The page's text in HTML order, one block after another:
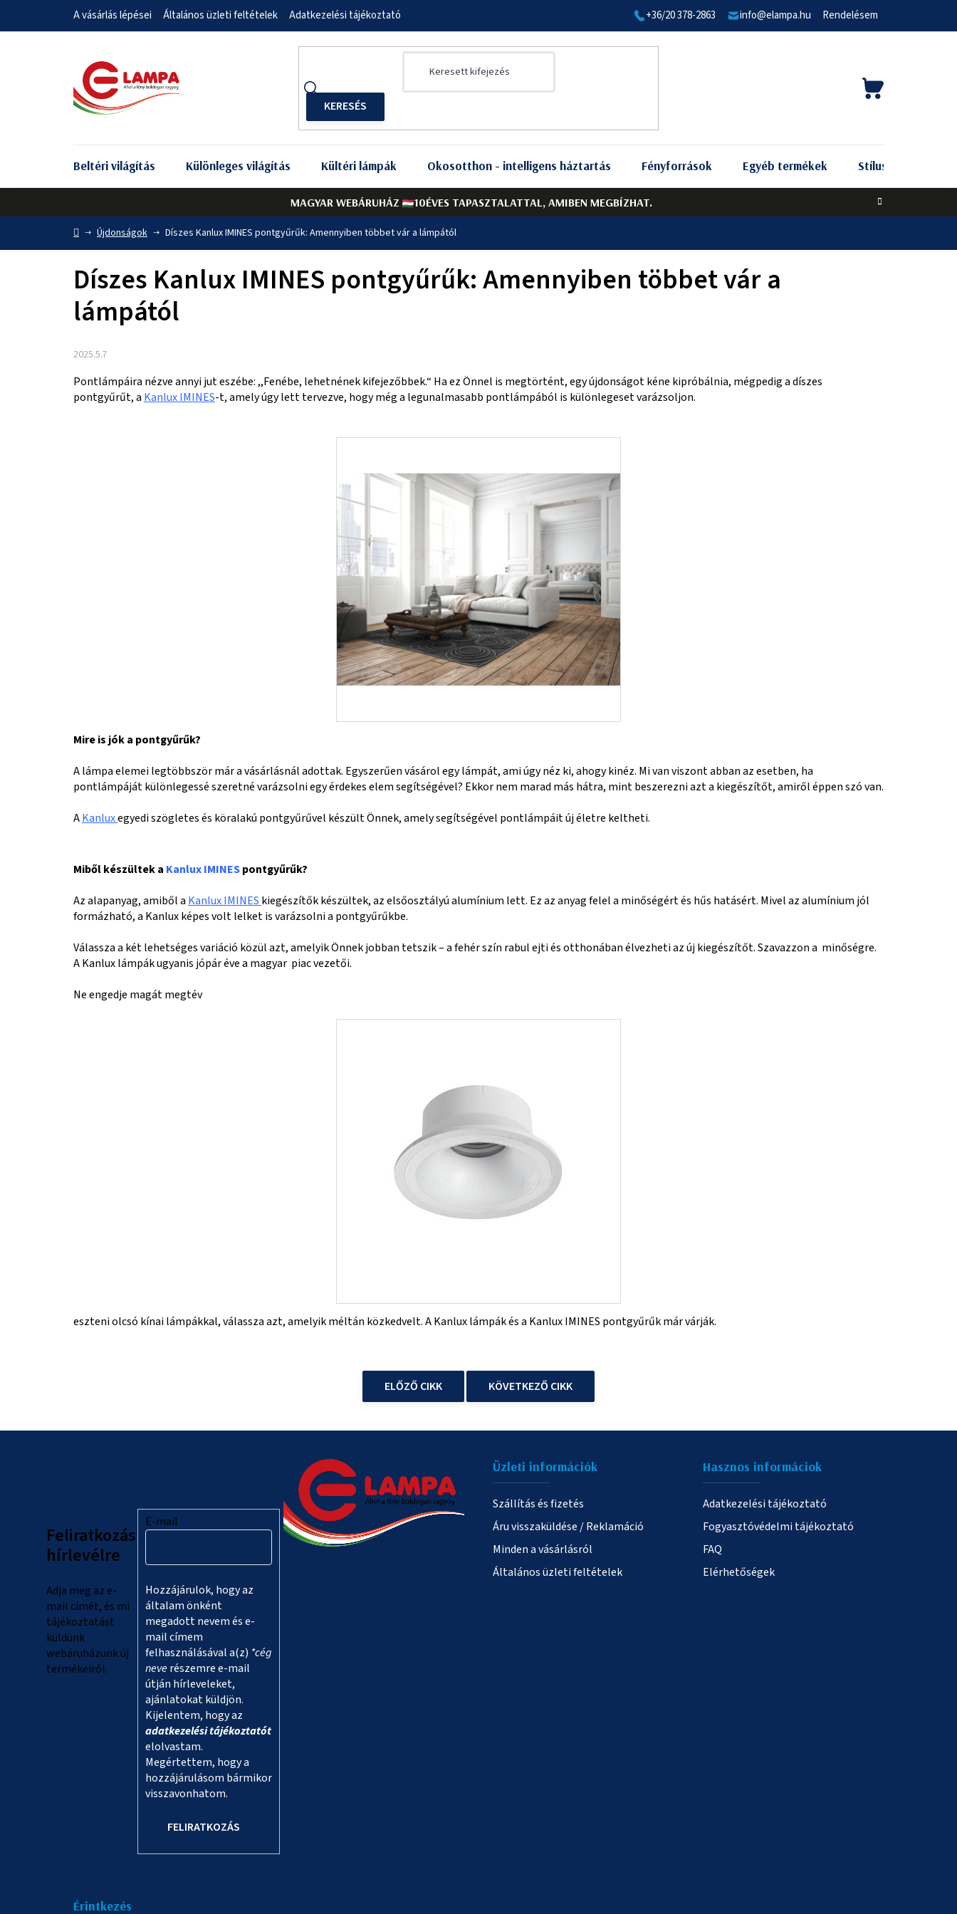
MAGYAR WEBÁRUHÁZ 10ÉVES TAPASZTALATTAL, AMIBEN MEGBÍZHAT.
A vásárlás lépései Általános üzleti feltételek Adatkezelési tájékoztató +36/20 378-2863 info@elampa.hu Rendelésem
KOSÁR
Beltéri világítás Különleges világítás Kültéri lámpák Okosotthon - intelligens háztartás Fényforrások Egyéb termékek Stílus szerint
Kezdőlap
Újdonságok Díszes Kanlux IMINES pontgyűrűk: Amennyiben többet vár a lámpától
Díszes Kanlux IMINES pontgyűrűk: Amennyiben többet vár a
lámpától
2025.5.7
Pontlámpáira nézve annyi jut eszébe: ,,Fenébe, lehetnének kifejezőbbek.“ Ha ez Önnel is megtörtént, egy újdonságot kéne kipróbálnia, mégpedig a díszes
pontgyűrűt, a Kanlux IMINES-t, amely úgy lett tervezve, hogy még a legunalmasabb pontlámpából is különlegeset varázsoljon.
Mire is jók a pontgyűrűk?
A lámpa elemei legtöbbször már a vásárlásnál adottak. Egyszerűen vásárol egy lámpát, ami úgy néz ki, ahogy kinéz. Mi van viszont abban az esetben, ha
pontlámpáját különlegessé szeretné varázsolni egy érdekes elem segítségével? Ekkor nem marad más hátra, mint beszerezni azt a kiegészítőt, amiről éppen szó van.
AKanluxegyedi szögletes és köralakú pontgyűrűvel készült Önnek, amely segítségével pontlámpáit új életre keltheti.
Miből készültek a Kanlux IMINESpontgyűrűk?
Az alapanyag, amiből a Kanlux IMINES kiegészítők készültek, az elsőosztályú alumínium lett. Ez az anyag felel a minőségért és hűs hatásért. Mivel az alumínium jól
formázható, a Kanlux képes volt lelket is varázsolni a pontgyűrűkbe.
Válassza a két lehetséges variáció közül azt, amelyik Önnek jobban tetszik – a fehér szín rabul ejti és otthonában élvezheti az új kiegészítőt. Szavazzon a minőségre.
A Kanlux lámpák ugyanis jópár éve a magyar piac vezetői.
Ne engedje magát megtév
eszteni olcsó kínai lámpákkal, válassza azt, amelyik méltán közkedvelt. A Kanlux lámpák és a Kanlux IMINES pontgyűrűk már várják.
ELŐZŐ CIKK KÖVETKEZŐ CIKK
Feliratkozás
hírlevélre
Adja meg az e-
mail címét, és mi
tájékoztatást
küldünk
webáruházunk új
termékeiről.
E-mail
Hozzájárulok, hogy az
általam önként
megadott nevem és e-
mail címem
felhasználásával a(z) *cég
neverészemre e-mail
útján hírleveleket,
ajánlatokat küldjön.
Kijelentem, hogy az
adatkezelési tájékoztatót
elolvastam.
Megértettem, hogy a
hozzájárulásom bármikor
visszavonhatom.
FELIRATKOZÁS
Üzleti információk
Szállítás és fizetés
Áru visszaküldése / Reklamáció
Minden a vásárlásról
Általános üzleti feltételek
Hasznos informáciok
Adatkezelési tájékoztató
Fogyasztóvédelmi tájékoztató
FAQ
Elérhetőségek
Érintkezés